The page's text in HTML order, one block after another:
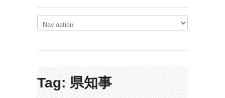
Tag: 県知事